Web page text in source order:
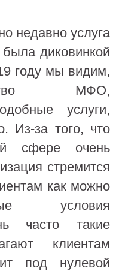
недавно услуга
диковинкой
году мы видим,
МФО,
услуги,
Из-за того, что
сфере очень
стремится
как можно
условия
часто такие
клиентам
под нулевой